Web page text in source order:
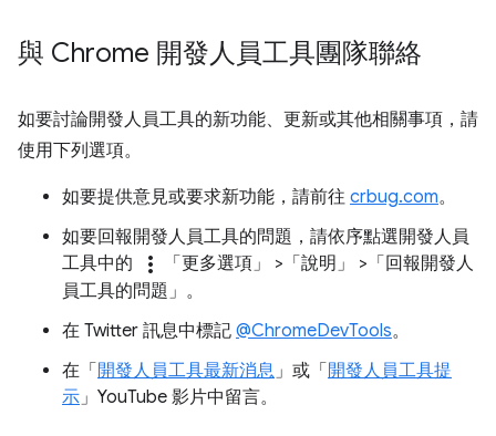
與 Chrome 開發人員工具團隊聯絡
如要討論開發人員工具的新功能、更新或其他相關事項，請
使用下列選項。
如要提供意見或要求新功能，請前往 crbug.com。
如要回報開發人員工具的問題，請依序點選開發人員
工具中的
more_vert 「更多選項」 >「說明」
>「回報開發人
員工具的問題」 。
在 Twitter 訊息中標記 @ChromeDevTools。
在「 開發人員工具最新消息」或「 開發人員工具提
示」YouTube 影片中留言。